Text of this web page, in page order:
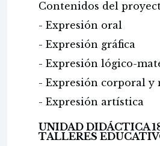
Contenidos del
- Expresión oral
- Expresión gráfica
- Expresión lógico-
- Expresión corporal y
- Expresión artística
UNIDAD DIDÁCTICA
TALLERES